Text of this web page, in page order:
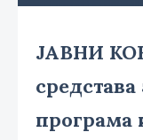
ЈАВНИ
програма